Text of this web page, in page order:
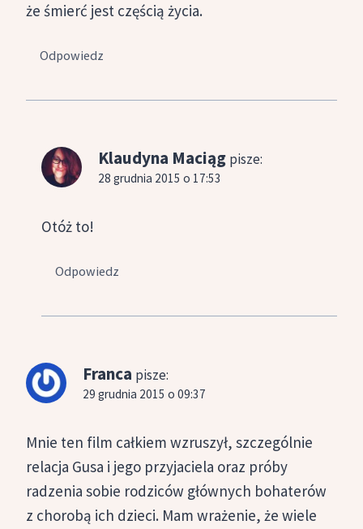
że śmierć jest częścią życia.
Odpowiedz
Klaudyna Maciąg pisze:
28 grudnia 2015 o 17:53
Otóż to!
Odpowiedz
Franca pisze:
29 grudnia 2015 o 09:37
Mnie ten film całkiem wzruszył, szczególnie
relacja Gusa i jego przyjaciela oraz próby
radzenia sobie rodziców głównych bohaterów
z chorobą ich dzieci. Mam wrażenie, że wiele